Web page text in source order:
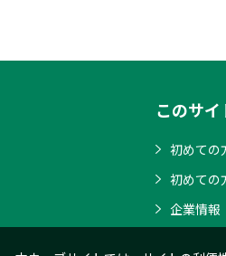
このサイ
初めての
初めての
企業情報